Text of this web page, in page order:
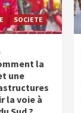
SOCIETE
la
une
la voie à